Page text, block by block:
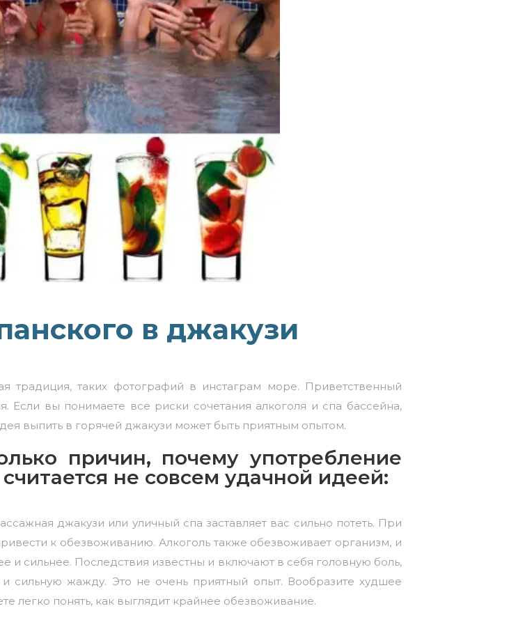
в джакузи
традиция, таких фотографий в инстаграм море. Приветственный
Если вы понимаете все риски сочетания алкоголя и спа бассейна,
выпить в горячей джакузи может быть приятным опытом.
причин, почему употребление
не совсем удачной идеей:
джакузи или уличный спа заставляет вас сильно потеть. При
к обезвоживанию. Алкоголь также обезвоживает организм, и
и сильнее. Последствия известны и включают в себя головную боль,
сильную жажду. Это не очень приятный опыт. Вообразите худшее
легко понять, как выглядит крайнее обезвоживание.